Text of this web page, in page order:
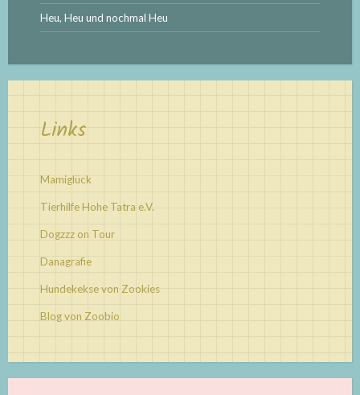
Heu, Heu und nochmal Heu
Links
Mamiglück
Tierhilfe Hohe Tatra e.V.
Dogzzz on Tour
Danagrafie
Hundekekse von Zookies
Blog von Zoobio